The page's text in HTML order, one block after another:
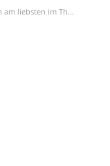
Du verbringst Deine Wochenenden am liebsten im Theater und erkundest gern die neuesten...